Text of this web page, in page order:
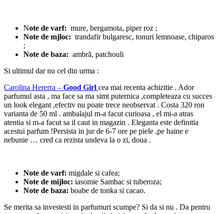
Note de varf: mure, bergamota, piper roz ;
Note de mjloc: trandafir bulgaresc, tonuri lemnoase, chiparos
;
Note de baza: ambră, patchouli
Si ultimul dar nu cel din urma :
Carolina Hererra – Good Girl cea mai recenta achizitie . Ador
parfumul asta , ma face sa ma simt puternica ,completeaza cu succes
un look elegant ,efectiv nu poate trece neobservat . Costa 320 ron
varianta de 50 ml . ambalajul m-a facut curioasa , el mi-a atras
atentia si m-a facut sa il caut in magazin . Eleganta este definitia
acestui parfum !Persista in jur de 6-7 ore pe piele ,pe haine e
nebunie … cred ca rezista undeva la o zi, doua .
Note de varf: migdale si cafea;
Note de mijloc: iasomie Sambac si tuberoza;
Note de baza: boabe de tonka si cacao.
Se merita sa investesti in parfumuri scumpe? Si da si nu . Da pentru